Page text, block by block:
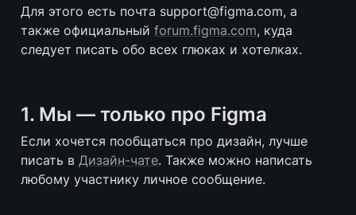
Для этого есть почта support@figma.com, а
также официальный forum.figma.com, куда
следует писать обо всех глюках и хотелках.
1. Мы — только про Figma
Если хочется пообщаться про дизайн, лучше
писать в Дизайн-чате. Также можно написать
любому участнику личное сообщение.